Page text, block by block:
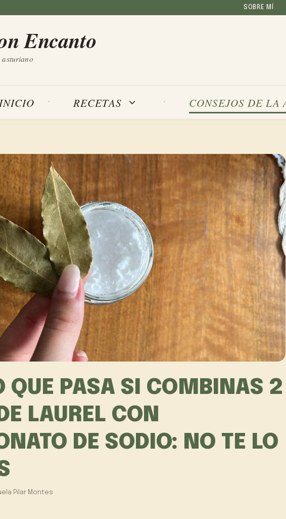
SOBRE MÍ
Encanto
asturiano
INICIO RECETAS CONSEJOS DE LA
QUE PASA SI COMBINAS 2
LAUREL CON
DE SODIO: NO TE LO
Pilar Montes